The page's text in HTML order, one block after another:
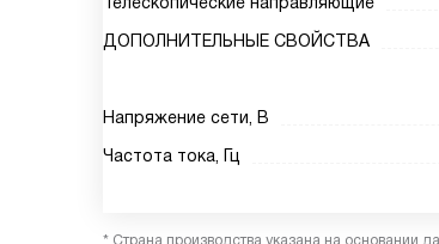
ДОПОЛНИТЕЛЬНЫЕ СВОЙСТВА
Напряжение сети, В
Частота тока, Гц
* Страна производства указана на основании